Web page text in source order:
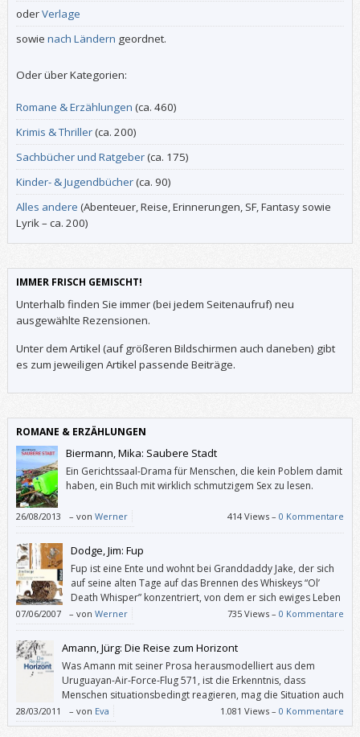
oderVerlage
sowie nach Ländern geordnet.
Oder über Kategorien:
Romane & Erzählungen (ca. 460)
Krimis & Thriller(ca. 200)
Sachbücher und Ratgeber(ca. 175)
Kinder- & Jugendbücher(ca. 90)
Alles andere (Abenteuer, Reise, Erinnerungen, SF, Fantasy sowie
Lyrik – ca. 200)
IMMER FRISCH GEMISCHT!
Unterhalb finden Sie immer (bei jedem Seitenaufruf) neu
ausgewählte Rezensionen.
Unter dem Artikel (auf größeren Bildschirmen auch daneben) gibt
es zum jeweiligen Artikel passende Beiträge.
ROMANE & ERZÄHLUNGEN
Biermann, Mika: Saubere Stadt
Ein Gerichtssaal-Drama für Menschen, die kein Poblem damit
haben, ein Buch mit wirklich schmutzigem Sex zu lesen.
26/08/2013 – von Werner 414 Views –0 Kommentare
Dodge, Jim: Fup
Fup ist eine Ente und wohnt bei Granddaddy Jake, der sich
auf seine alten Tage auf das Brennen des Whiskeys “Ol’
Death Whisper” konzentriert, von dem er sich ewiges Leben
verspricht.
07/06/2007 – von Werner 735 Views –0 Kommentare
Amann, Jürg: Die Reise zum Horizont
Was Amann mit seiner Prosa herausmodelliert aus dem
Uruguayan-Air-Force-Flug 571, ist die Erkenntnis, dass
Menschen situationsbedingt reagieren, mag die Situation auch
noch so grausam, abwegig, absurd sein.
28/03/2011 – von Eva 1.081 Views –0 Kommentare